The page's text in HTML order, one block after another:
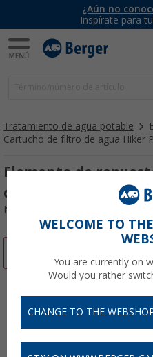
¿Aún no
Inspírate para
Tratamiento de agua potable
Cartucho de filtro de agua Hiker
Elemento de
de filtro de agua
Nº de artículo 647139
WELCOME TO
You are currently on
Would you rather
CHANGE TO THE